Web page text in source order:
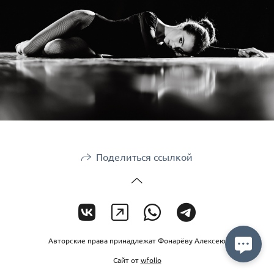
Поделиться ссылкой
Авторские права принадлежат Фонарёву Алексею
Сайт отwfolio